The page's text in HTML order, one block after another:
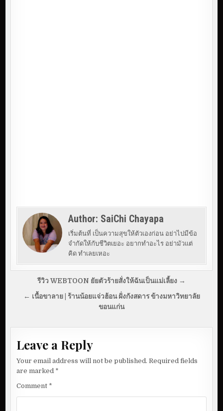
Author: SaiChi Chayapa
เริ่มต้นที่ เป็นความสุขให้ตัวเองก่อน อย่าไปมีข้อ
จำกัดให้กับชีวิตเยอะ อยากทำอะไร อย่ามัวแต่
คิด ทำเลยเหอะ
t
n
a
v
g
รีวิว WEBTOON ยัยตัวร้ายสั่งให้ฉันเป็นแม่เลี้ยง →
← เนื้อขาลาย | ร้านน้อยแจ่วฮ้อน ฝั่งกังสดาร ข้างมหาวิทยาลัย
ขอนแก่น
Leave a Reply
Your email address will not be published. Required fields
are marked *
Comment *